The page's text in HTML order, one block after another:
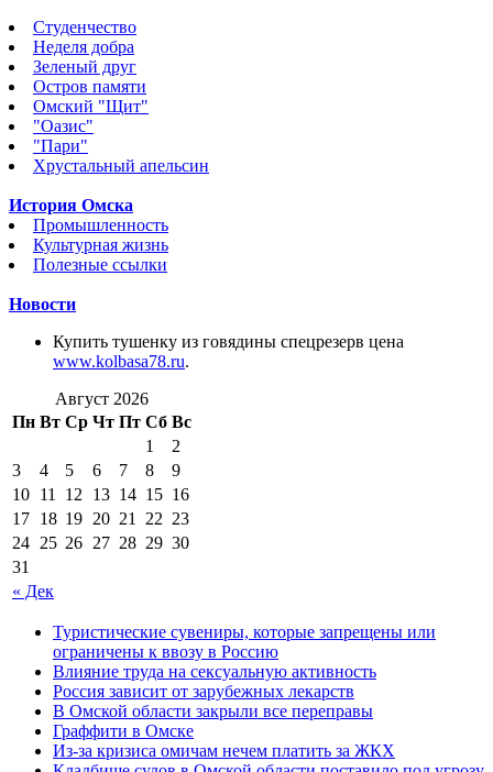
Студенчество
Неделя добра
Зеленый друг
Остров памяти
Омский "Щит"
"Оазис"
"Пари"
Хрустальный апельсин
История Омска
Промышленность
Культурная жизнь
Полезные ссылки
Новости
Купить тушенку из говядины спецрезерв цена
www.kolbasa78.ru.
Август 2026
Пн Вт Ср Чт Пт Сб Вс
« Дек
1
2
3
4 5 6 7 8
9
10 11 12 13 14 15 16
17 18 19 20 21 22 23
24 25 26 27 28 29 30
31
Туристические сувениры, которые запрещены или
ограничены к ввозу в Россию
Влияние труда на сексуальную активность
Россия зависит от зарубежных лекарств
В Омской области закрыли все переправы
Граффити в Омске
Из-за кризиса омичам нечем платить за ЖКХ